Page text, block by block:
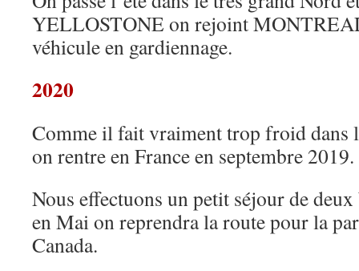
YELLOSTONE on rejoint
véhicule en gardiennage.
2020
Comme il fait vraiment trop froid dans
on rentre en France en septembre 2019.
Nous effectuons un petit séjour de
en Mai on reprendra la route pour la
Canada.